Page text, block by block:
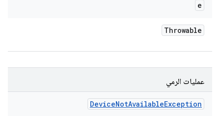
e
Throwable
عمليات الرمي
DeviceNotAvailableException